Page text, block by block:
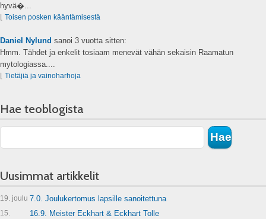
hyvä�...
⌊ Toisen posken kääntämisestä
Daniel Nylund sanoi 3 vuotta sitten:
Hmm. Tähdet ja enkelit tosiaam menevät vähän sekaisin Raamatun
mytologiassa....
⌊ Tietäjiä ja vainoharhoja
Hae teoblogista
Uusimmat artikkelit
19. joulu 7.0. Joulukertomus lapsille sanoitettuna
15.
16.9. Meister Eckhart & Eckhart Tolle